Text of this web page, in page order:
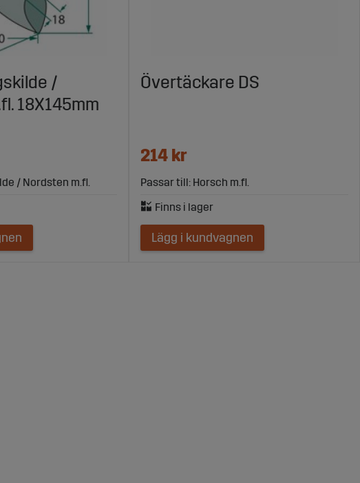
/
18X145mm
/ Nordsten m.fl.
Övertäckare DS
214 kr
Passar till: Horsch m.fl.
Lägg i kundvagnen